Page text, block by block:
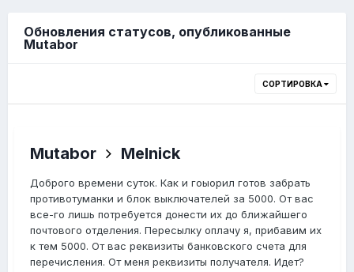
Обновления статусов, опубликованные
Mutabor
СОРТИРОВКА
Mutabor Melnick
Доброго времени суток. Как и гоыорил готов забрать
противотуманки и блок выключателей за 5000. От вас
все-го лишь потребуется донести их до ближайшего
почтового отделения. Пересылку оплачу я, прибавим их
к тем 5000. От вас реквизиты банковского счета для
перечисления. От меня реквизиты получателя. Идет?